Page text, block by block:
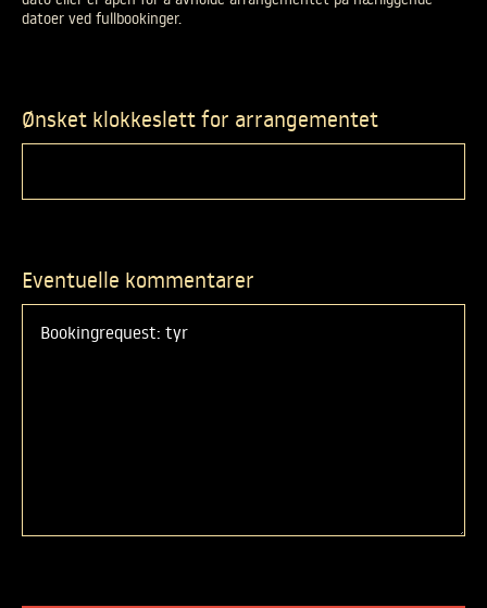
DATO
PÅ
ARRANGEMENTETS
Å
datoer ved fullbookinger.
Ønsket klokkeslett for arrangementet
Eventuelle kommentarer